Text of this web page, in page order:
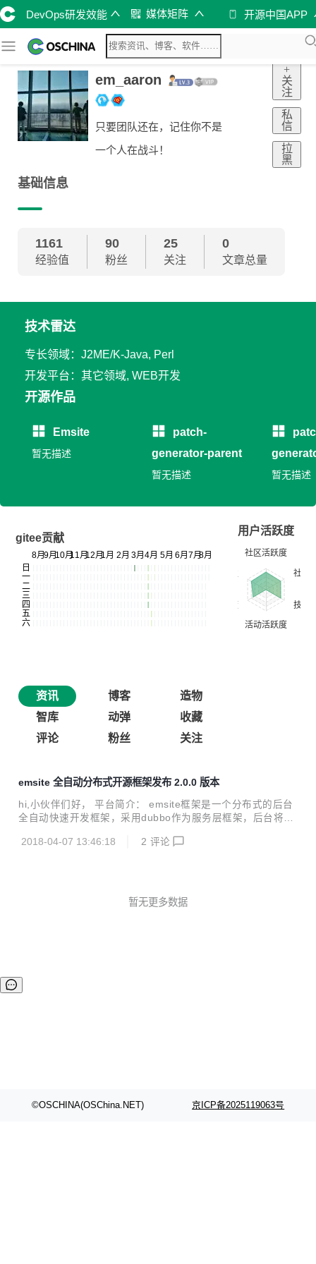
DevOps研发效能 媒体矩阵 开源中国APP
em_aaron
只要团队还在，记住你不是
一个人在战斗！
+
关
注
私
信
拉
黑
基础信息
1161
经验值
90
粉丝
25
关注
0
文章总量
技术雷达
专长领域：J2ME/K-Java, Perl
开发平台：其它领域, WEB开发
开源作品
Emsite
暂无描述
patch-
generator-parent
暂无描述 暂无描述
gitee贡献
用户活跃度
资讯 博客
造物
智库
动弹
收藏
评论
粉丝 关注
emsite 全自动分布式开源框架发布 2.0.0 版本
hi,小伙伴们好， 平台简介： emsite框架是一个分布式的后台
全自动快速开发框架，采用dubbo作为服务层框架，后台将集
lume+storm+hdfs+hadoop作为日志分析系统、配置中心、分
众号管理平台，敬请期待！ emsite开源框架终于迎来了又一
2018-04-07 13:46:18 2 评论
暂无更多数据
©OSCHINA(OSChina.NET) 京ICP备2025119063号